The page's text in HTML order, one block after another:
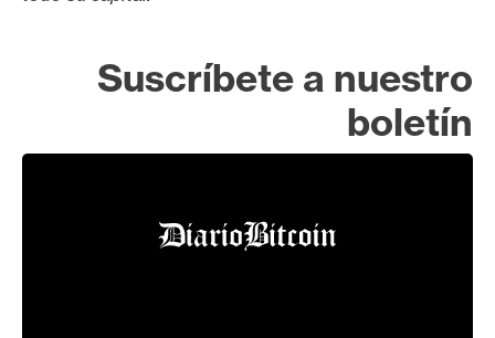
Suscríbete a nuestro
boletín